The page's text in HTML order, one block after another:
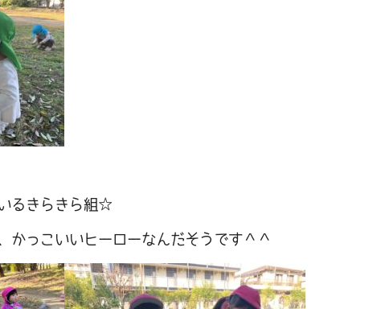
るきらきら組☆
かっこいいヒーローなんだそうです＾＾